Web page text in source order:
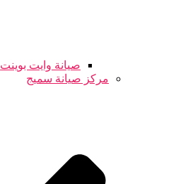
صيانة وايت بوينت
مركز صيانة سميج